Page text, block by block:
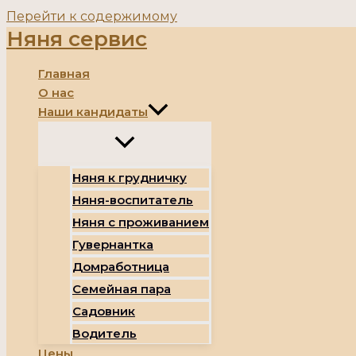
Перейти к содержимому
Няня сервис
Главная
О нас
Наши кандидаты
Няня к грудничку
Няня-воспитатель
Няня с проживанием
Гувернантка
Домработница
Семейная пара
Садовник
Водитель